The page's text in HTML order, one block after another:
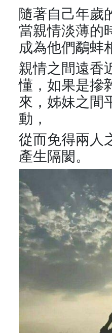
隨著自己年歲
當親情淡薄的
成為他們鷸蚌
親情之間遠香
懂，如果是摻
來，姊妹之間
動，
從而免得兩人
產生隔閡。